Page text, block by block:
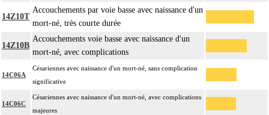
14Z10T
Accouchements par voie basse avec naissance d'un
mort-né, très courte durée
14Z10B
Accouchements voie basse avec naissance d'un
mort-né, avec complications
14C06A
Césariennes avec naissance d'un mort-né, sans complication
significative
14C06C
Césariennes avec naissance d'un mort-né, avec complications
majeures